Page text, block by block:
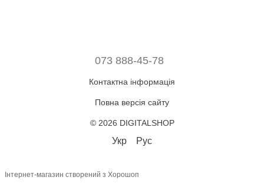
073 888-45-78
Контактна інформація
Повна версія сайту
© 2026 DIGITALSHOP
Укр Рус
Інтернет-магазин створений з Хорошоп